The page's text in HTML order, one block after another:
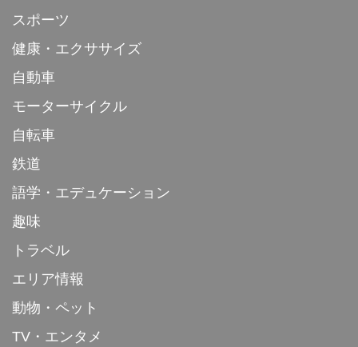
スポーツ
健康・エクササイズ
自動車
モーターサイクル
自転車
鉄道
語学・エデュケーション
趣味
トラベル
エリア情報
動物・ペット
TV・エンタメ